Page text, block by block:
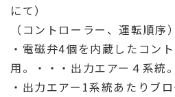
にて）
（コントローラー、運転順序）
・電磁弁4個を内蔵したコン
用。・・・出力エアー４系統。
・出力エアー1系統あたりブ